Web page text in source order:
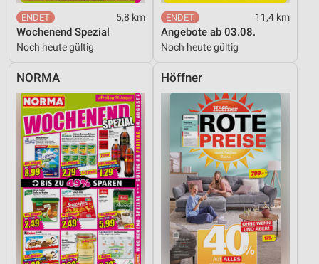
5,8 km
Wochenend Spezial
Noch heute gültig
11,4 km
Angebote ab 03.08.
Noch heute gültig
NORMA Höffner